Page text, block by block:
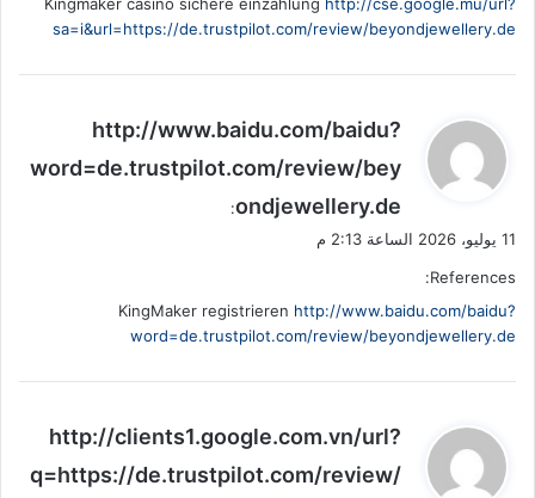
Kingmaker casino sichere einzahlung http://cse.google.mu/url?
sa=i&url=https://de.trustpilot.com/review/beyondjewellery.de
ي
و
ل
http://www.baidu.com/baidu?
word=de.trustpilot.com/review/bey
ondjewellery.de
:
11 يوليو، 2026 الساعة 2:13 م
References:
KingMaker registrieren http://www.baidu.com/baidu?
word=de.trustpilot.com/review/beyondjewellery.de
ي
و
http://clients1.google.com.vn/url?
q=https://de.trustpilot.com/review/